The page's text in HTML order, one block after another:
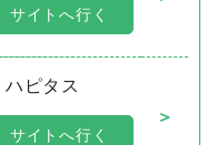
サイトへ行く
ハピタス
＞
サイトへ行く